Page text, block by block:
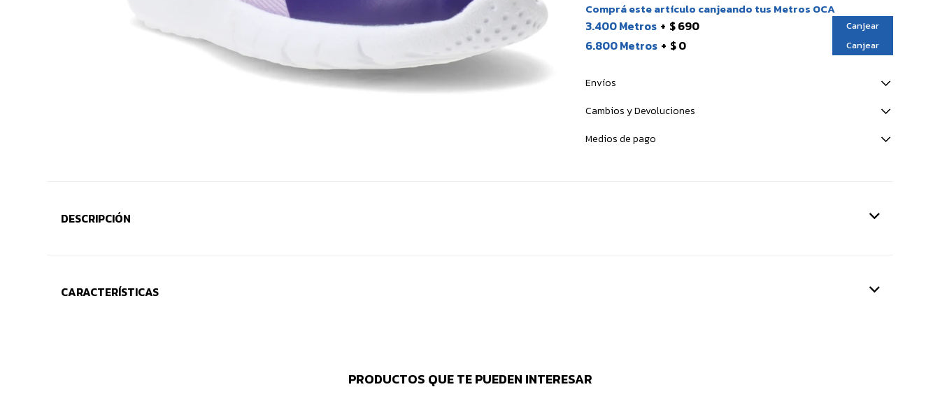
Comprá este artículo canjeando tus Metros OCA
3.400 Metros $ 690 Canjear
6.800 Metros $ 0 Canjear
Envíos
Cambios y Devoluciones
Medios de pago
DESCRIPCIÓN
CARACTERÍSTICAS
PRODUCTOS QUE TE PUEDEN INTERESAR